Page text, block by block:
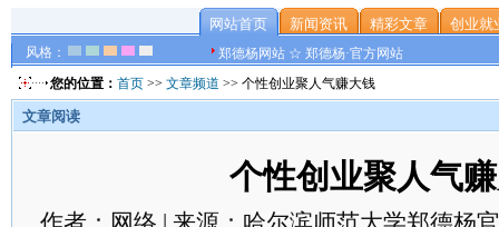
风格：
网站首页 新闻资讯 精彩文章 创业就
郑德杨网站 ☆ 郑德杨·官方网站
您的位置： 首页 >> 文章频道 >> 个性创业聚人气赚大钱
文章阅读
个性创业聚人气